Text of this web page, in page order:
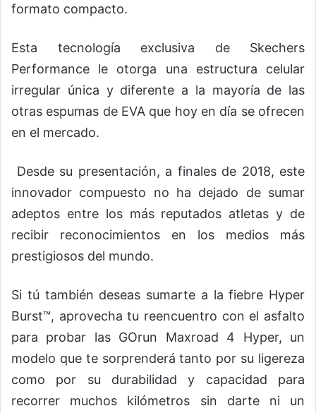
formato compacto.
Esta tecnología exclusiva de Skechers
Performance le otorga una estructura celular
irregular única y diferente a la mayoría de las
otras espumas de EVA que hoy en día se ofrecen
en el mercado.
Desde su presentación, a finales de 2018, este
innovador compuesto no ha dejado de sumar
adeptos entre los más reputados atletas y de
recibir reconocimientos en los medios más
prestigiosos del mundo.
Si tú también deseas sumarte a la fiebre Hyper
Burst™, aprovecha tu reencuentro con el asfalto
para probar las GOrun Maxroad 4 Hyper, un
modelo que te sorprenderá tanto por su ligereza
como por su durabilidad y capacidad para
recorrer muchos kilómetros sin darte ni un